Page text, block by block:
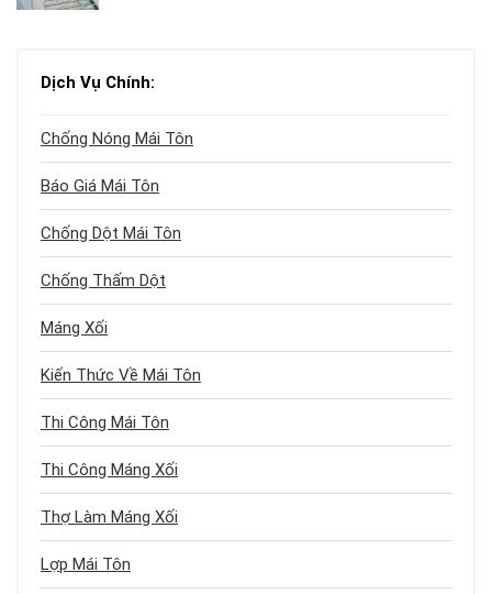
Dịch Vụ Chính:
Chống Nóng Mái Tôn
Báo Giá Mái Tôn
Chống Dột Mái Tôn
Chống Thấm Dột
Máng Xối
Kiến Thức Về Mái Tôn
Thi Công Mái Tôn
Thi Công Máng Xối
Thợ Làm Máng Xối
Lợp Mái Tôn